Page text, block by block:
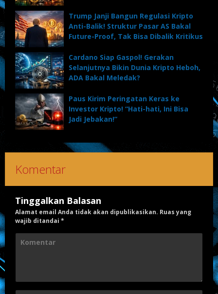
Trump Janji Bangun Regulasi Kripto
Anti-Balik! Struktur Pasar AS Bakal
Future-Proof, Tak Bisa Dibalik Kritikus
Cardano Siap Gaspol! Gerakan
Selanjutnya Bikin Dunia Kripto Heboh,
ADA Bakal Meledak?
Paus Kirim Peringatan Keras ke
Investor Kripto! “Hati-hati, Ini Bisa
Jadi Jebakan!”
Komentar
Tinggalkan Balasan
Alamat email Anda tidak akan dipublikasikan. Ruas yang
wajib ditandai *